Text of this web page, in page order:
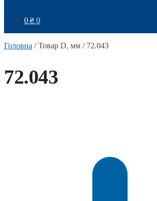
0₴ 0
Головна /Товар D, мм / 72.043
72.043